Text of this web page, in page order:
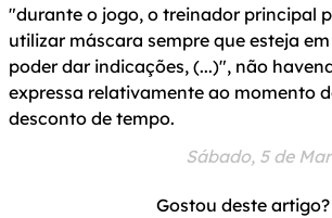
"durante o jogo, o treinador principal
utilizar máscara sempre que esteja
poder dar indicações, (...)", não
expressa relativamente ao momento
desconto de tempo.
Sábado, 5 de
Gostou deste artigo?